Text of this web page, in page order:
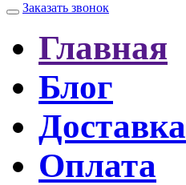
Заказать звонок
Главная
Блог
Доставка
Оплата